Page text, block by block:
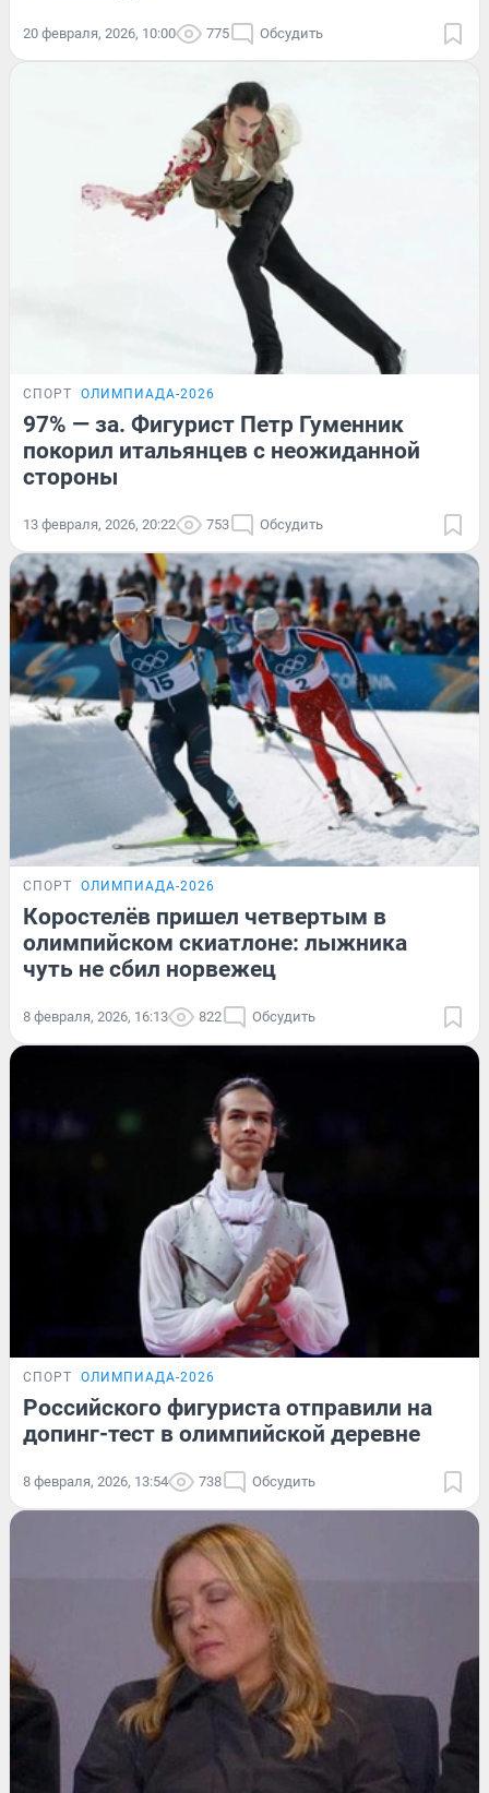
20 февраля, 2026, 10:00 775 Обсудить
СПОРТ ОЛИМПИАДА-2026
97% — за. Фигурист Петр Гуменник
покорил итальянцев с неожиданной
стороны
13 февраля, 2026, 20:22 753 Обсудить
СПОРТ ОЛИМПИАДА-2026
Коростелёв пришел четвертым в
олимпийском скиатлоне: лыжника
чуть не сбил норвежец
8 февраля, 2026, 16:13 822 Обсудить
СПОРТ ОЛИМПИАДА-2026
Российского фигуриста отправили на
допинг-тест в олимпийской деревне
8 февраля, 2026, 13:54 738 Обсудить